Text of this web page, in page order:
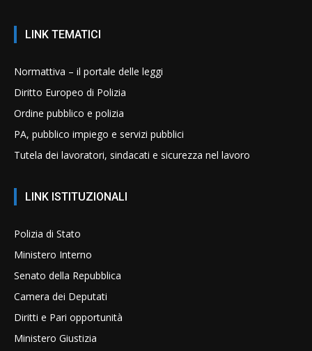
LINK TEMATICI
Normattiva – il portale delle leggi
Diritto Europeo di Polizia
Ordine pubblico e polizia
PA, pubblico impiego e servizi pubblici
Tutela dei lavoratori, sindacati e sicurezza nel lavoro
LINK ISTITUZIONALI
Polizia di Stato
Ministero Interno
Senato della Repubblica
Camera dei Deputati
Diritti e Pari opportunità
Ministero Giustizia